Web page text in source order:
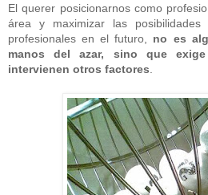
El querer posicionarnos como
área y maximizar las posibilidades
profesionales en el futuro, no es
manos del azar, sino que
intervienen otros factores.